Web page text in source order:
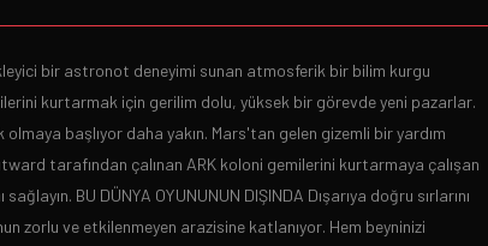
bir astronot deneyimi sunan atmosferik bir bilim kurgu
kurtarmak için gerilim dolu, yüksek bir görevde yeni pazarlar.
başlıyor daha yakın. Mars'tan gelen gizemli bir yardım
tarafından çalınan ARK koloni gemilerini kurtarmaya çalışan
BU DÜNYA OYUNUNUN DIŞINDA Dışarıya doğru sırlarını
zorlu ve etkilenmeyen arazisine katlanıyor. Hem beyninizi